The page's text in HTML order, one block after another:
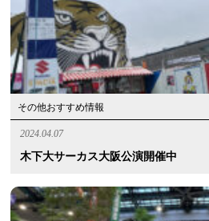
その他おすすめ情報
2024.04.07
木下大サーカス大阪公演開催中